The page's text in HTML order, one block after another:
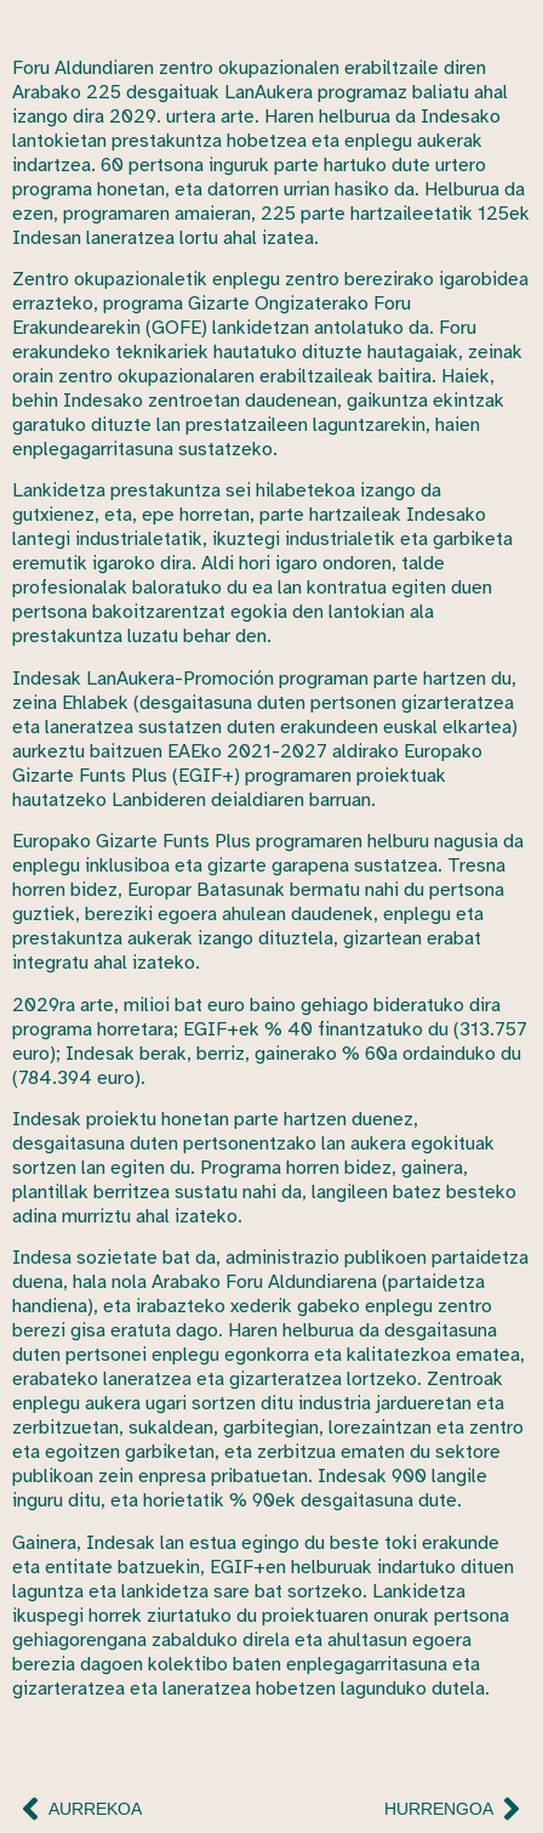
Foru Aldundiaren zentro okupazionalen erabiltzaile diren
Arabako 225 desgaituak LanAukera programaz baliatu ahal
izango dira 2029. urtera arte. Haren helburua da Indesako
lantokietan prestakuntza hobetzea eta enplegu aukerak
indartzea. 60 pertsona inguruk parte hartuko dute urtero
programa honetan, eta datorren urrian hasiko da. Helburua da
ezen, programaren amaieran, 225 parte hartzaileetatik 125ek
Indesan laneratzea lortu ahal izatea.
Zentro okupazionaletik enplegu zentro berezirako igarobidea
errazteko, programa Gizarte Ongizaterako Foru
Erakundearekin (GOFE) lankidetzan antolatuko da. Foru
erakundeko teknikariek hautatuko dituzte hautagaiak, zeinak
orain zentro okupazionalaren erabiltzaileak baitira. Haiek,
behin Indesako zentroetan daudenean, gaikuntza ekintzak
garatuko dituzte lan prestatzaileen laguntzarekin, haien
enplegagarritasuna sustatzeko.
Lankidetza prestakuntza sei hilabetekoa izango da
gutxienez, eta, epe horretan, parte hartzaileak Indesako
lantegi industrialetatik, ikuztegi industrialetik eta garbiketa
eremutik igaroko dira. Aldi hori igaro ondoren, talde
profesionalak baloratuko du ea lan kontratua egiten duen
pertsona bakoitzarentzat egokia den lantokian ala
prestakuntza luzatu behar den.
Indesak LanAukera-Promoción programan parte hartzen du,
zeina Ehlabek (desgaitasuna duten pertsonen gizarteratzea
eta laneratzea sustatzen duten erakundeen euskal elkartea)
aurkeztu baitzuen EAEko 2021-2027 aldirako Europako
Gizarte Funts Plus (EGIF+) programaren proiektuak
hautatzeko Lanbideren deialdiaren barruan.
Europako Gizarte Funts Plus programaren helburu nagusia da
enplegu inklusiboa eta gizarte garapena sustatzea. Tresna
horren bidez, Europar Batasunak bermatu nahi du pertsona
guztiek, bereziki egoera ahulean daudenek, enplegu eta
prestakuntza aukerak izango dituztela, gizartean erabat
integratu ahal izateko.
2029ra arte, milioi bat euro baino gehiago bideratuko dira
programa horretara; EGIF+ek % 40 finantzatuko du (313.757
euro); Indesak berak, berriz, gainerako % 60a ordainduko du
(784.394 euro).
Indesak proiektu honetan parte hartzen duenez,
desgaitasuna duten pertsonentzako lan aukera egokituak
sortzen lan egiten du. Programa horren bidez, gainera,
plantillak berritzea sustatu nahi da, langileen batez besteko
adina murriztu ahal izateko.
Indesa sozietate bat da, administrazio publikoen partaidetza
duena, hala nola Arabako Foru Aldundiarena (partaidetza
handiena), eta irabazteko xederik gabeko enplegu zentro
berezi gisa eratuta dago. Haren helburua da desgaitasuna
duten pertsonei enplegu egonkorra eta kalitatezkoa ematea,
erabateko laneratzea eta gizarteratzea lortzeko. Zentroak
enplegu aukera ugari sortzen ditu industria jardueretan eta
zerbitzuetan, sukaldean, garbitegian, lorezaintzan eta zentro
eta egoitzen garbiketan, eta zerbitzua ematen du sektore
publikoan zein enpresa pribatuetan. Indesak 900 langile
inguru ditu, eta horietatik % 90ek desgaitasuna dute.
Gainera, Indesak lan estua egingo du beste toki erakunde
eta entitate batzuekin, EGIF+en helburuak indartuko dituen
laguntza eta lankidetza sare bat sortzeko. Lankidetza
ikuspegi horrek ziurtatuko du proiektuaren onurak pertsona
gehiagorengana zabalduko direla eta ahultasun egoera
berezia dagoen kolektibo baten enplegagarritasuna eta
gizarteratzea eta laneratzea hobetzen lagunduko dutela.
AURREKOA HURRENGOA